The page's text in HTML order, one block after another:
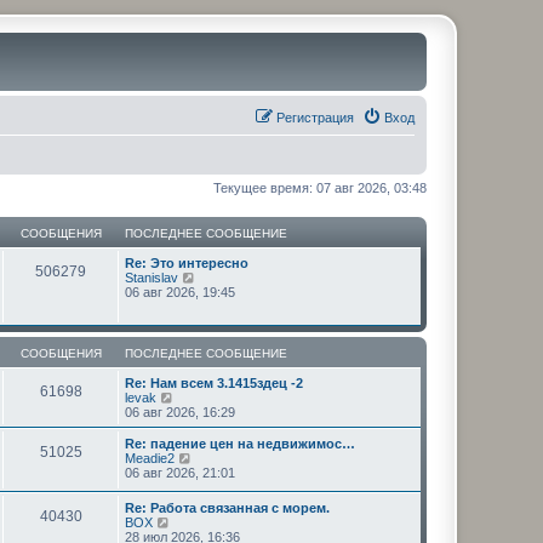
Вход
Регистрация
Текущее время: 07 авг 2026, 03:48
СООБЩЕНИЯ ПОСЛЕДНЕЕ СООБЩЕНИЕ
506279
Re: Это интересно
Stanislav
й
т
к
п
с
е
н
е
м
с
06 авг 2026, 19:45
СООБЩЕНИЯ ПОСЛЕДНЕЕ СООБЩЕНИЕ
61698
Re: Нам всем 3.1415здец -2
levak
е
р
е
й
т
п
06 авг 2026, 16:29
51025
Re: падение цен на недвижимос…
Meadie2
е
й
т
06 авг 2026, 21:01
40430
Re: Работа связанная с морем.
BOX
е
28 июл 2026, 16:36